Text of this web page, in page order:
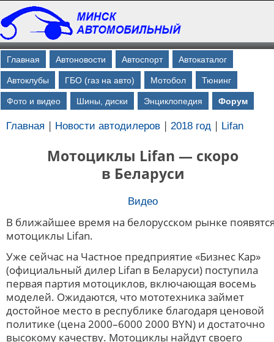
Главная Автоновости Автоспорт Автокаталог
Автоклубы ГБО (газ на авто) Мотобол Тюнинг
Фото и видео Шины, диски Энциклопедия Форум
Главная | Новости автодилеров | 2018 год | Lifan
Мотоциклы Lifan — скоро
в Беларуси
Видео
В ближайшее время на белорусском рынке
мотоциклы Lifan.
Уже сейчас на Частное предприятие «Бизнес Кар»
(официальный дилер Lifan в Беларуси) поступила
первая партия мотоциклов, включающая восемь
моделей. Ожидаются, что мототехника займет
достойное место в республике благодаря ценовой
политике (цена 2000–6000 2000 BYN) и достаточно
высокому качеству. Мотоциклы найдут своего